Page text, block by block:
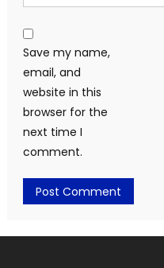
Save my name,
email, and
website in this
browser for the
next time I
comment.